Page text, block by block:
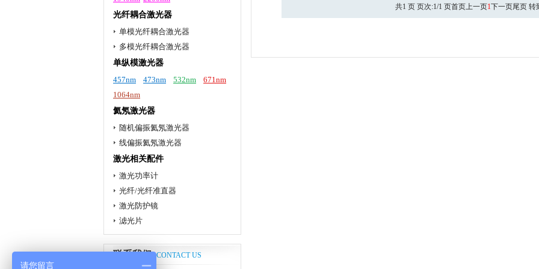
光纤耦合激光器
单模光纤耦合激光器
多模光纤耦合激光器
单纵模激光器
457nm
473nm 532nm
671nm
1064nm
氦氖激光器
随机偏振氦氖激光器
线偏振氦氖激光器
激光相关配件
激光功率计
光纤/光纤准直器
激光防护镜
滤光片
联系我们CONTACT US
共1 页 页次:1/1 页首页上一页1下一页尾页转
请您留言